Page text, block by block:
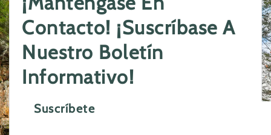
Contacto! ¡Suscríbase A
Nuestro Boletín
Informativo!
Suscríbete